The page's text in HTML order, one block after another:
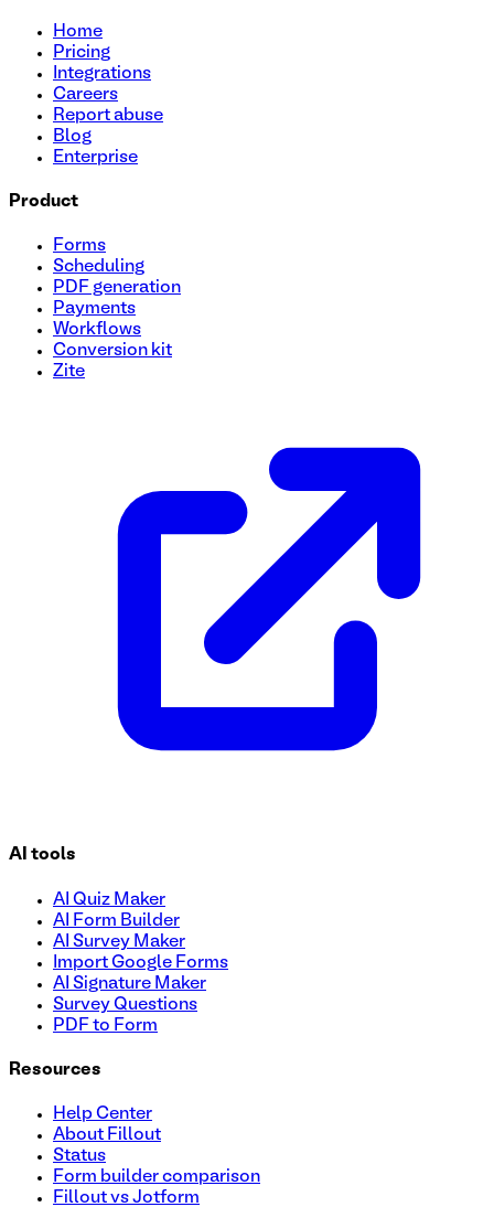
Créez un formulaire de consentement médical rapide et
une autorisation fluides pour les soins médicaux.
Home
Pricing
Integrations
Careers
Report abuse
Blog
Enterprise
Product
Forms
Scheduling
PDF generation
Payments
Workflows
Conversion kit
Zite
AI tools
AI Quiz Maker
AI Form Builder
AI Survey Maker
Import Google Forms
AI Signature Maker
Survey Questions
PDF to Form
Resources
Help Center
About Fillout
Status
Form builder comparison
Fillout vs Jotform